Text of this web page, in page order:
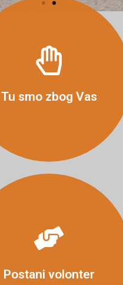
Tu smo zbog Vas
Više
Postani volonter